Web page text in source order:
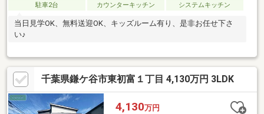
駐車2台
カウンターキッチン システムキッチン
当日見学OK、無料送迎OK、キッズルーム有り、是非お任せ下さ
い♪
千葉県鎌ケ谷市東初富１丁目 4,130万円 3LDK
4,130万円